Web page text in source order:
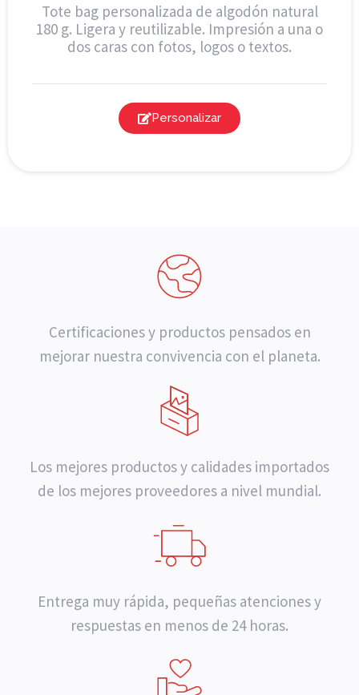
Tote bag personalizada de algodón natural
180 g. Ligera y reutilizable. Impresión a una o
dos caras con fotos, logos o textos.
Personalizar
Certificaciones y productos pensados en
mejorar nuestra convivencia con el planeta.
Los mejores productos y calidades importados
de los mejores proveedores a nivel mundial.
Entrega muy rápida, pequeñas atenciones y
respuestas en menos de 24 horas.